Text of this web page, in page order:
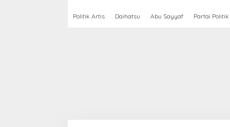
Politik Artis Daihatsu Abu Sayyaf Partai Politik